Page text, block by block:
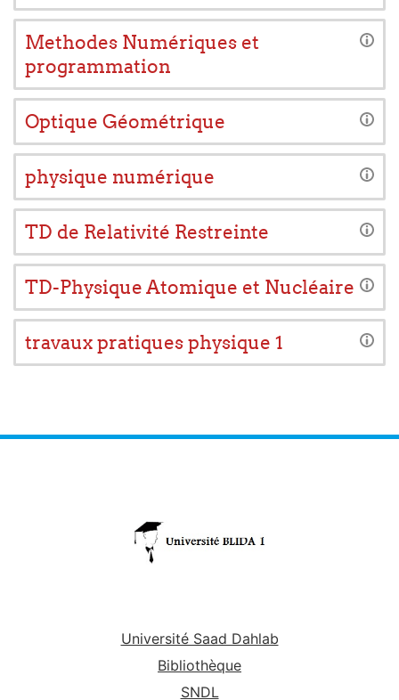
Methodes Numériques et
programmation
Optique Géométrique
physique numérique
TD de Relativité Restreinte
TD-Physique Atomique et Nucléaire
travaux pratiques physique 1
Université Saad Dahlab
Bibliothèque
SNDL